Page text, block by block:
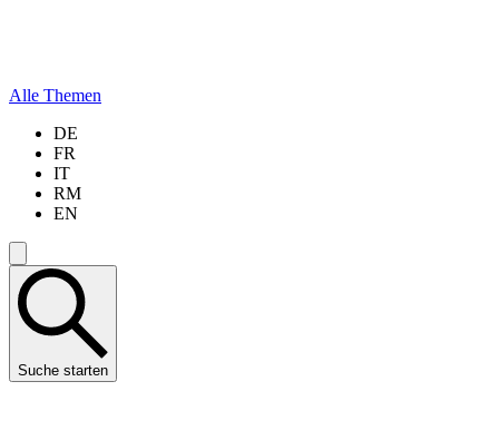
Alle Themen
DE
FR
IT
RM
EN
Suche starten